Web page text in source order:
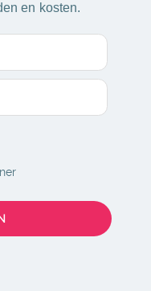
en kosten.